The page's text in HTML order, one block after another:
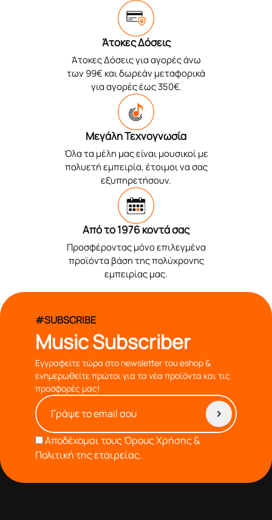
Άτοκες Δόσεις
Άτοκες Δόσεις για αγορές άνω
των 99€ και δωρεάν μεταφορικά
για αγορές έως 350€.
Μεγάλη Τεχνογνωσία
Όλα τα μέλη μας είναι μουσικοί με
πολυετή εμπειρία, έτοιμοι να σας
εξυπηρετήσουν.
Από το 1976 κοντά σας
Προσφέροντας μόνο επιλεγμένα
προϊόντα βάση της πολύχρονης
εμπειρίας μας.
#SUBSCRIBE
Music Subscriber
Εγγραφείτε τώρα στο newsletter του eshop &
ενημερωθείτε πρώτοι για τα νέα προϊόντα και τις
προσφορές μας!
Αποδέχομαι τουςΌρους Χρήσης &
Πολιτική της εταιρείας.